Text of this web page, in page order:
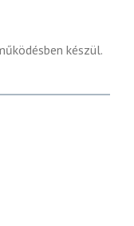
készül.